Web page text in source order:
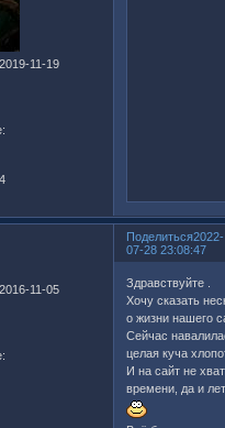
11-19
Поделиться2022-
07-28 23:08:47
11-05
Здравствуйте .
Хочу сказать
о жизни нашего
Сейчас
целая куча
И на сайт не
времени, да и